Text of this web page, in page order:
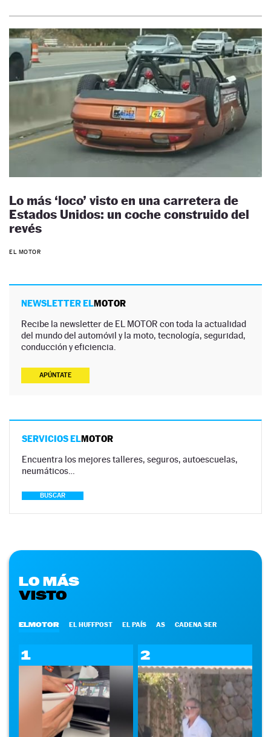
Lo más ‘loco’ visto en una carretera de
Estados Unidos: un coche construido del
revés
EL MOTOR
NEWSLETTER ELMOTOR
Recibe la newsletter de EL MOTOR con toda la actualidad
del mundo del automóvil y la moto, tecnología, seguridad,
conducción y eficiencia.
APÚNTATE
SERVICIOS ELMOTOR
Encuentra los mejores talleres, seguros, autoescuelas,
neumáticos…
BUSCAR
LO MÁS
VISTO
ELMOTOR EL HUFFPOST EL PAÍS AS CADENA SER
1 2